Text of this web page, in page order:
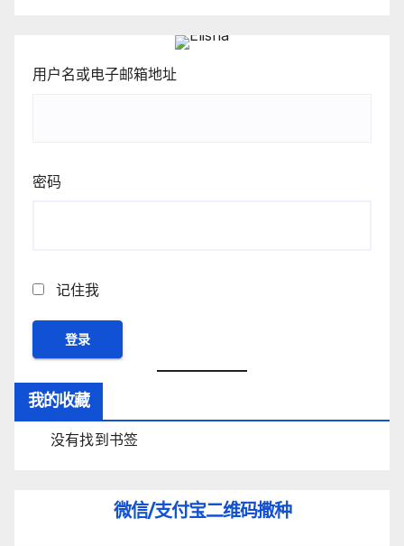
用户名或电子邮箱地址
密码
记住我
我的收藏
没有找到书签
微信/支付宝二维码撒种